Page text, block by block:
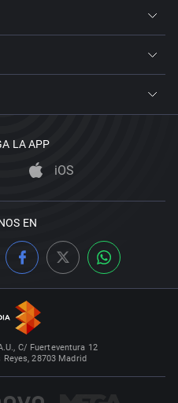
LA APP
iOS
EN
C/ Fuerteventura 12
28703 Madrid